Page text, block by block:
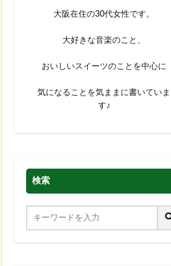
大阪在住の30代女性です。
大好きな音楽のこと、
おいしいスイーツのことを中心に
気になることを気ままに書いていま
す♪
検索